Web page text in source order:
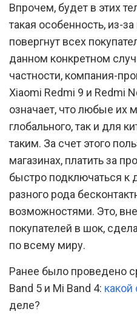
Впрочем, будет в этих
такая особенность, из-
повергнут всех
данном конкретном
частности, компания-
Xiaomi Redmi 9 и Redmi
означает, что любые их
глобального, так и для
таким. За счет этого
магазинах, платить за
быстро подключаться к
разного рода
возможностями. Это,
покупателей в шок,
по всему миру.
Ранее было проведено
Band 5 и Mi Band 4:
деле?